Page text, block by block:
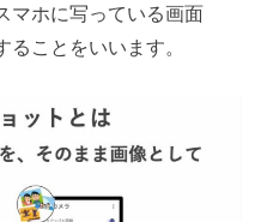
マホに写っている画面
ことをいいます。